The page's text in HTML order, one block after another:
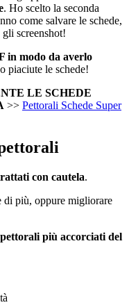
. Ho scelto la seconda
come salvare le schede,
screenshot!
in modo da averlo
piaciute le schede!
LE SCHEDE
>> Pettorali Schede Super
con cautela.
di più, oppure migliorare
pettorali più accorciati del